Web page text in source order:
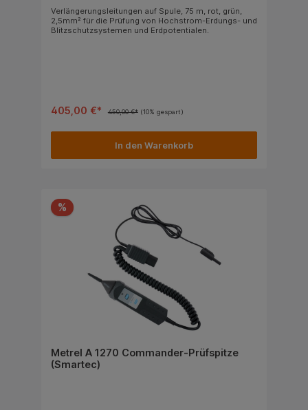
Verlängerungsleitungen auf Spule, 75 m, rot, grün,
2,5mm² für die Prüfung von Hochstrom-Erdungs- und
Blitzschutzsystemen und Erdpotentialen.
405,00 €* 450,00 €* (10% gespart)
In den Warenkorb
%
Metrel A 1270 Commander-Prüfspitze
(Smartec)